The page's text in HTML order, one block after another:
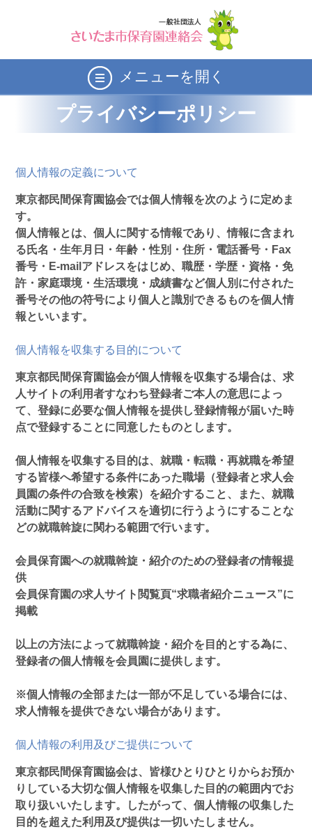
メニューを開く
プライバシーポリシー
個人情報の定義について
東京都民間保育園協会では個人情報を次のように定めま
す。
個人情報とは、個人に関する情報であり、情報に含まれ
る氏名・生年月日・年齢・性別・住所・電話番号・Fax
番号・E-mailアドレスをはじめ、職歴・学歴・資格・免
許・家庭環境・生活環境・成績書など個人別に付された
番号その他の符号により個人と識別できるものを個人情
報といいます。
個人情報を収集する目的について
東京都民間保育園協会が個人情報を収集する場合は、求
人サイトの利用者すなわち登録者ご本人の意思によっ
て、登録に必要な個人情報を提供し登録情報が届いた時
点で登録することに同意したものとします。
個人情報を収集する目的は、就職・転職・再就職を希望
する皆様へ希望する条件にあった職場（登録者と求人会
員園の条件の合致を検索）を紹介すること、また、就職
活動に関するアドバイスを適切に行うようにすることな
どの就職斡旋に関わる範囲で行います。
会員保育園への就職斡旋・紹介のための登録者の情報提
供
会員保育園の求人サイト閲覧頁“求職者紹介ニュース”に
掲載
以上の方法によって就職斡旋・紹介を目的とする為に、
登録者の個人情報を会員園に提供します。
※個人情報の全部または一部が不足している場合には、
求人情報を提供できない場合があります。
個人情報の利用及びご提供について
東京都民間保育園協会は、皆様ひとりひとりからお預か
りしている大切な個人情報を収集した目的の範囲内でお
取り扱いいたします。したがって、個人情報の収集した
目的を超えた利用及び提供は一切いたしません。